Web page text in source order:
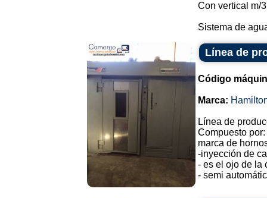
Con vertical m/
Sistema de
Línea de
Código
Marca:
Línea de
Compuesto por:
marca de
-inyección de
- es el ojo de la
- semi